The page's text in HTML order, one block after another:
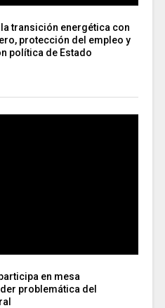
transición energética con
protección del empleo y
política de Estado
en mesa
problemática del